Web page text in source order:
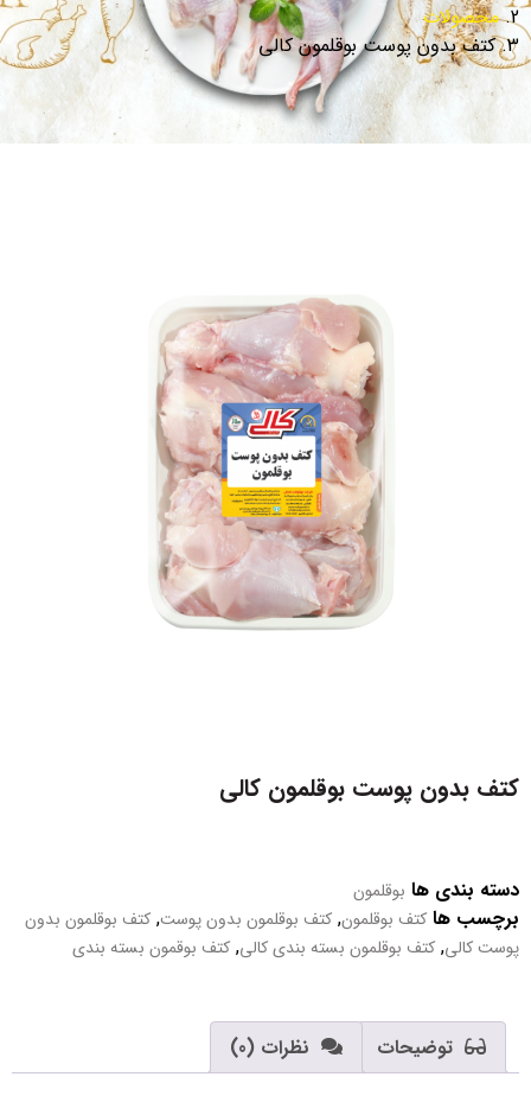
محصولات
کتف بدون پوست بوقلمون کالی
کتف بدون پوست بوقلمون کالی
دسته بندی ها بوقلمون
برچسب ها کتف بوقلمون, کتف بوقلمون بدون پوست, کتف بوقلمون بدون
پوست کالی, کتف بوقلمون بسته بندی کالی, کتف بوقمون بسته بندی
توضیحات نظرات (0)